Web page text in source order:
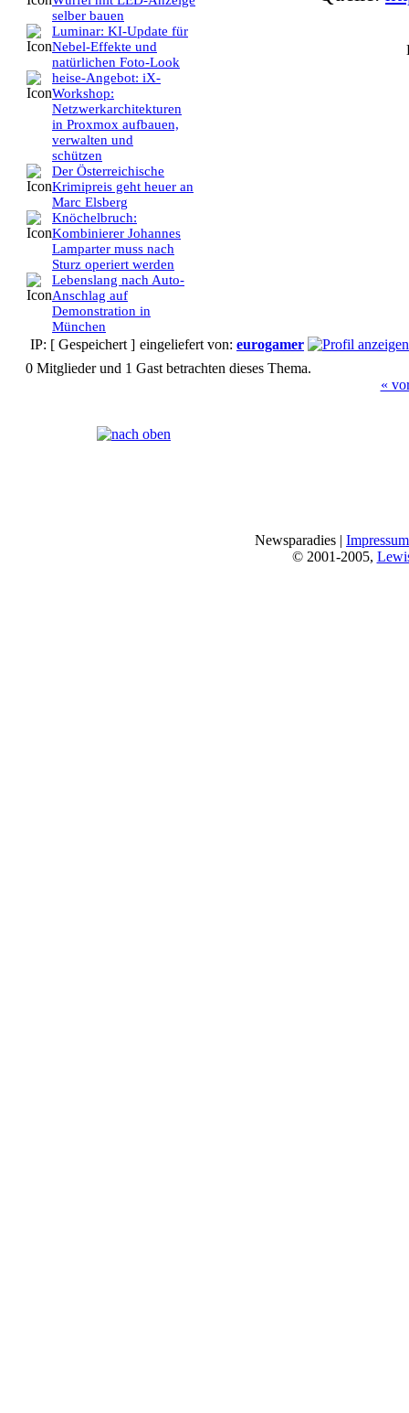
selber bauen
Luminar: KI-Update für
Nebel-Effekte und
natürlichen Foto-Look
heise-Angebot: iX-
Workshop:
Netzwerkarchitekturen
in Proxmox aufbauen,
verwalten und
schützen
Der Österreichische
Krimipreis geht heuer an
Marc Elsberg
Knöchelbruch:
Kombinierer Johannes
Lamparter muss nach
Sturz operiert werden
Lebenslang nach Auto-
Anschlag auf
Demonstration in
München
IP: [ Gespeichert ] eingeliefert von: eurogamer
0 Mitglieder und 1 Gast betrachten dieses Thema.
«
Newsparadies | Impressum
© 2001-2005,